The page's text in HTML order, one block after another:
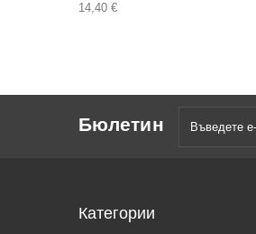
14,40 €
Бюлетин
Категории